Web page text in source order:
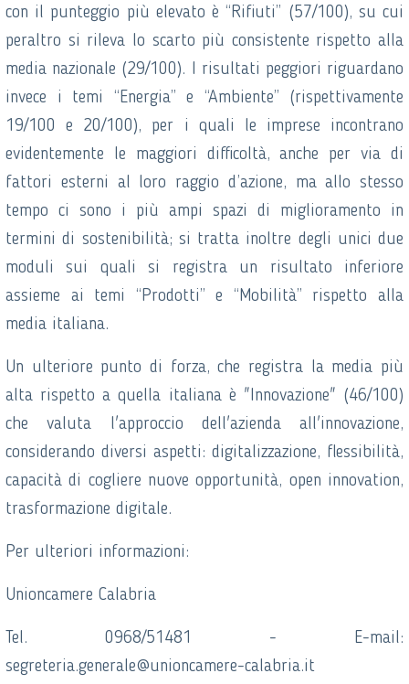
con il punteggio più elevato è “Rifiuti” (57/100), su cui
peraltro si rileva lo scarto più consistente rispetto alla
media nazionale (29/100). I risultati peggiori riguardano
invece i temi “Energia” e “Ambiente” (rispettivamente
19/100 e 20/100), per i quali le imprese incontrano
evidentemente le maggiori difficoltà, anche per via di
fattori esterni al loro raggio d’azione, ma allo stesso
tempo ci sono i più ampi spazi di miglioramento in
termini di sostenibilità; si tratta inoltre degli unici due
moduli sui quali si registra un risultato inferiore
assieme ai temi “Prodotti” e “Mobilità” rispetto alla
media italiana.
Un ulteriore punto di forza, che registra la media più
alta rispetto a quella italiana è "Innovazione" (46/100)
che valuta l'approccio dell'azienda all'innovazione,
considerando diversi aspetti: digitalizzazione, flessibilità,
capacità di cogliere nuove opportunità, open innovation,
trasformazione digitale.
Per ulteriori informazioni:
Unioncamere Calabria
Tel. 0968/51481 - E-mail:
segreteria.generale@unioncamere-calabria.it